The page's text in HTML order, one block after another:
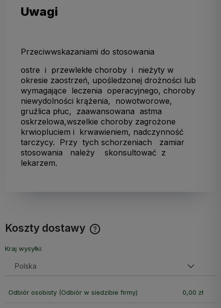
Uwagi
Przeciwwskazaniami do stosowania
ostre i przewlekłe choroby i nieżyty w
okresie zaostrzeń, upośledzonej drożności lub
wymagające leczenia operacyjnego, choroby
niewydolności krążenia, nowotworowe,
gruźlica płuc, zaawansowana astma
oskrzelowa,wszelkie choroby zagrożone
krwiopluciem i krwawieniem, nadczynność
tarczycy. Przy tych schorzeniach zamiar
stosowania należy skonsultować z
lekarzem.
Koszty dostawy
Kraj wysyłki:
Odbiór osobisty(Odbiór w siedzibie firmy) 0,00 zł